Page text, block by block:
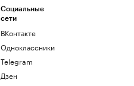
Социальные
сети
ВКонтакте
Одноклассники
Telegram
Дзен